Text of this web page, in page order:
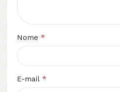
Nome *
E-mail *